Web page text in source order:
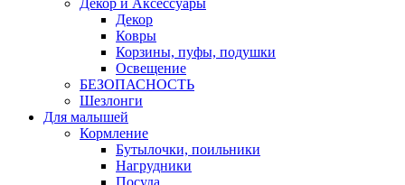
Декор и Аксессуары
Декор
Ковры
Корзины, пуфы, подушки
Освещение
БЕЗОПАСНОСТЬ
Шезлонги
Для малышей
Кормление
Бутылочки, поильники
Нагрудники
Посуда